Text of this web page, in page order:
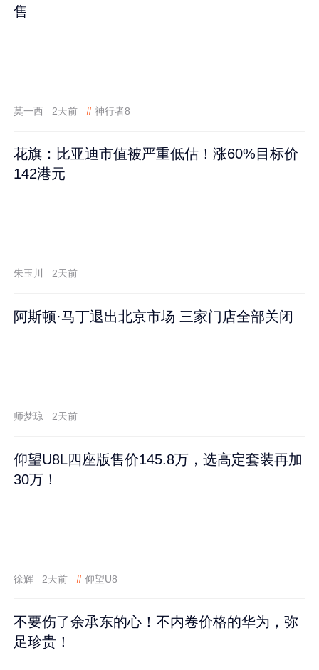
售
莫一西 2天前 # 神行者8
花旗：比亚迪市值被严重低估！涨60%目标价
142港元
朱玉川 2天前
阿斯顿·马丁退出北京市场 三家门店全部关闭
师梦琼 2天前
仰望U8L四座版售价145.8万，选高定套装再加
30万！
徐辉 2天前 # 仰望U8
不要伤了余承东的心！不内卷价格的华为，弥
足珍贵！